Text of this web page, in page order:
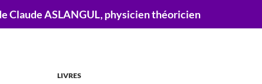
Claude ASLANGUL, physicien théoricien
LIVRES